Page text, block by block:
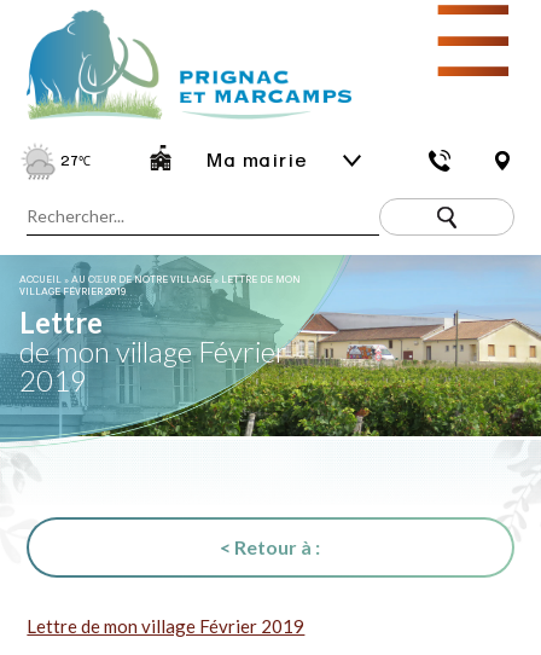
27℃ Ma mairie
☰
ACCUEIL »AU CŒUR DE NOTRE VILLAGE» LETTRE DE MON
VILLAGE FÉVRIER 2019
Lettre
de mon village Février
2019
< Retour à :
Lettre de mon village Février 2019